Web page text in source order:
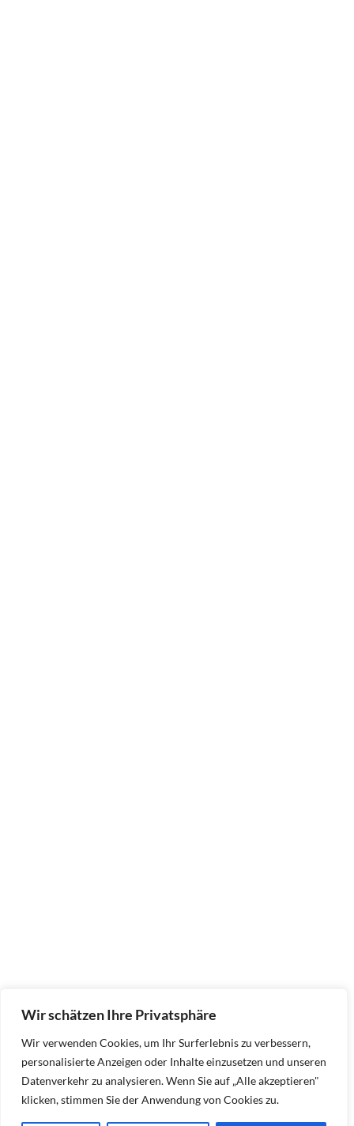
Wir schätzen Ihre Privatsphäre
Wir verwenden Cookies, um Ihr Surferlebnis zu verbessern,
personalisierte Anzeigen oder Inhalte einzusetzen und unseren
Datenverkehr zu analysieren. Wenn Sie auf „Alle akzeptieren"
klicken, stimmen Sie der Anwendung von Cookies zu.